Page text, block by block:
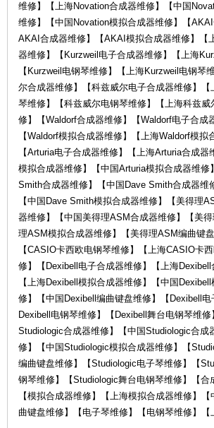
维修】【上海Novation合成器维修】【中国
维修】【中国Novation模拟合成器维修】【
AKAI合成器维修】【AKAI模拟合成器维修】
器维修】【Kurzweil电子合成器维修】【上海
【Kurzweil电钢琴维修】【上海Kurzweil电钢
尔合成器维修】【科兹威尔电子合成器维修】
琴维修】【科兹威尔电钢琴维修】【上海科兹
修】【Waldorf合成器维修】【Waldorf电子合
【Waldorf模拟合成器维修】【上海Waldorf模
【Arturia电子合成器维修】【上海Arturia合成
模拟合成器维修】【中国Arturia模拟合成器维
Smith合成器维修】【中国Dave Smith合成器
【中国Dave Smith模拟合成器维修】【美得理
器维修】【中国美得理ASM合成器维修】【美
理ASM模拟合成器维修】【美得理ASM编曲键
【CASIO卡西欧电钢琴维修】【上海CASIO卡
修】【Dexibell电子合成器维修】【上海
【上海Dexibell模拟合成器维修】【中国
修】【中国Dexibell编曲键盘维修】【Dexibell
Dexibell电钢琴维修】【Dexibell舞台电钢琴维
Studiologic合成器维修】【中国Studiologic合
修】【中国Studiologic模拟合成器维修】【
编曲键盘维修】【Studiologic电子琴维修】【
钢琴维修】【Studiologic舞台电钢琴维修】【
【模拟合成器维修】【上海模拟合成器维修】
曲键盘维修】【电子琴维修】【电钢琴维修】